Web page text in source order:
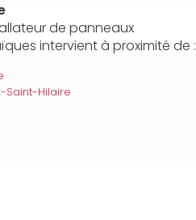
de panneaux
intervient à proximité de :
Saint-Hilaire